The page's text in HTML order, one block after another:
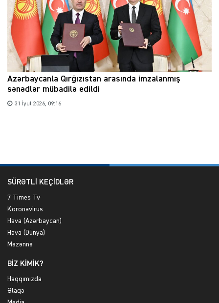
Azərbaycanla Qırğızıstan arasında imzalanmış
sənədlər mübadilə edildi
31 İyul 2026, 09:16
SÜRƏTLİ KEÇİDLƏR
7 Times Tv
Koronavirus
Hava (Azərbaycan)
Hava (Dünya)
Məzənnə
BİZ KİMİK?
Haqqımızda
Əlaqə